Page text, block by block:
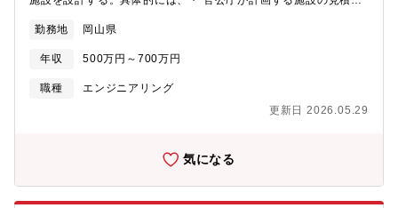
客先との協議、製品の工場検査の立会、試運転の立会・ 補修工事
の改造設計図面の作成【配属先情報】工務部設計グループ4名（50
代2名、40代2名、全員男性）
勤務地 岡山県
年収 500万円～700万円
職種
エンジニアリング
更新日 2026.05.29
気になる